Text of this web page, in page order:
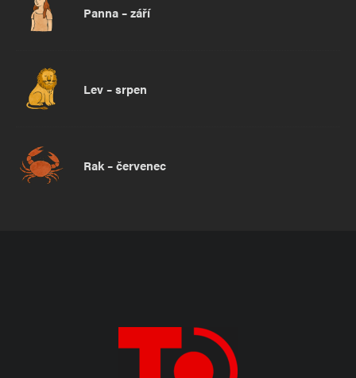
Panna – září
Lev – srpen
Rak – červenec